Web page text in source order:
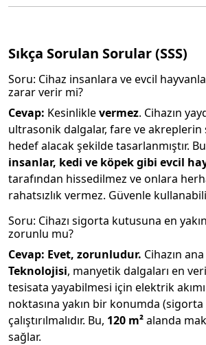
Sıkça Sorulan Sorular (SSS)
Soru: Cihaz insanlara ve evcil
zarar verir mi?
Cevap: Kesinliklevermez. Cihazın
ultrasonik dalgalar, fare ve
hedef alacak şekilde tasarlanmıştır.
insanlar, kedi ve köpek gibi evcil
tarafından hissedilmez ve onlara
rahatsızlık vermez. Güvenle
Soru: Cihazı sigorta kutusuna en
zorunlu mu?
Cevap: Evet, zorunludur. Cihazın
Teknolojisi, manyetik dalgaları en
tesisata yayabilmesi için elektrik
noktasına yakın bir konumda (sigorta
çalıştırılmalıdır. Bu, 120 m²alanda
sağlar.